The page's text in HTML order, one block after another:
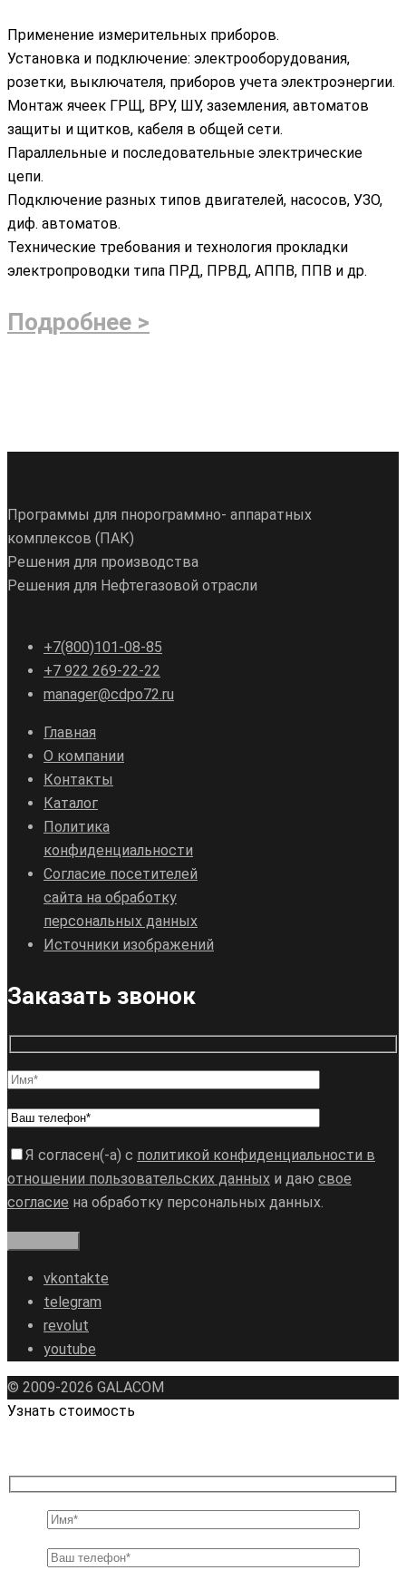
Применение измерительных приборов.
Установка и подключение: электрооборудования,
розетки, выключателя, приборов учета электроэнергии.
Монтаж ячеек ГРЩ, ВРУ, ШУ, заземления, автоматов
защиты и щитков, кабеля в общей сети.
Параллельные и последовательные электрические
цепи.
Подключение разных типов двигателей, насосов, УЗО,
диф. автоматов.
Технические требования и технология прокладки
электропроводки типа ПРД, ПРВД, АППВ, ППВ и др.
Подробнее >
Программы для пнорограммно- аппаратных
комплексов (ПАК)
Решения для производства
Решения для Нефтегазовой отрасли
+7(800)101-08-85
+7 922 269-22-22
manager@cdpo72.ru
Главная
О компании
Контакты
Каталог
Политика
конфиденциальности
Согласие посетителей
сайта на обработку
персональных данных
Источники изображений
Заказать звонок
Я согласен(-а) с политикой конфиденциальности в
отношении пользовательских данных и даю свое
согласие на обработку персональных данных.
vkontakte
telegram
revolut
youtube
© 2009-2026 GALAСOM
Узнать стоимость